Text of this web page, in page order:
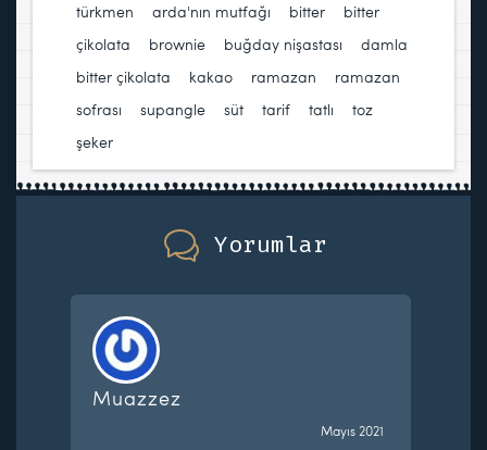
türkmen
arda'nın mutfağı bitter
bitter
çikolata
brownie buğday nişastası
damla
bitter çikolata
kakao ramazan
ramazan
sofrası
supangle süt tarif tatlı
toz
şeker
Yorumlar
Muazzez
Mayıs 2021